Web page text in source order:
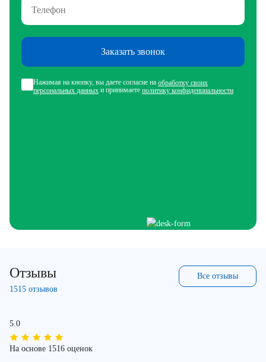
Заказать звонок
Нажимая на кнопку, вы даете согласие на обработку своих
персональных данных и принимаете политику конфиденциальности
Отзывы
1515 отзывов
Все отзывы
5.0
На основе 1516 оценок